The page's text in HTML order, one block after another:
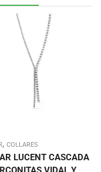
, COLLARES
LUCENT CASCADA